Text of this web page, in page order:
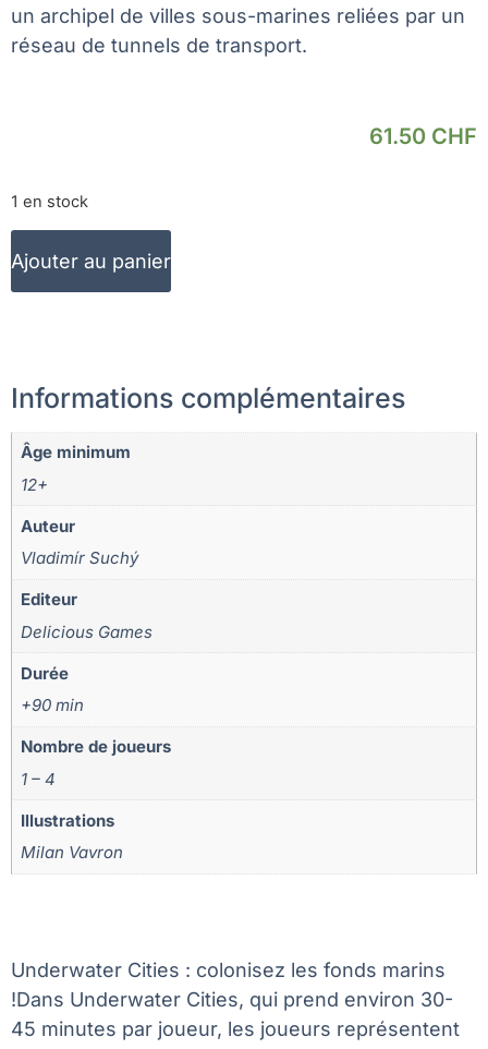
un archipel de villes sous-marines reliées par un
réseau de tunnels de transport.
61.50 CHF
1 en stock
Ajouter au panier
Informations complémentaires
Âge minimum
12+
Auteur
Vladimír Suchý
Editeur
Delicious Games
Durée
+90 min
Nombre de joueurs
1 – 4
Illustrations
Milan Vavron
Underwater Cities : colonisez les fonds marins
!Dans Underwater Cities, qui prend environ 30-
45 minutes par joueur, les joueurs représentent